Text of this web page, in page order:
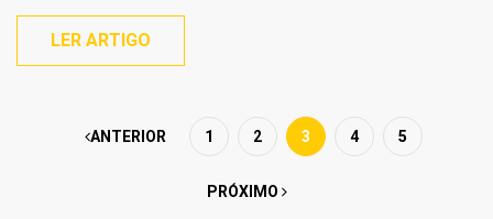
LER ARTIGO
ANTERIOR 1 2 3 4 5
PRÓXIMO